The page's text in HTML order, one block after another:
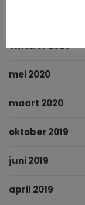
oktober 2020
mei 2020
maart 2020
oktober 2019
juni 2019
april 2019